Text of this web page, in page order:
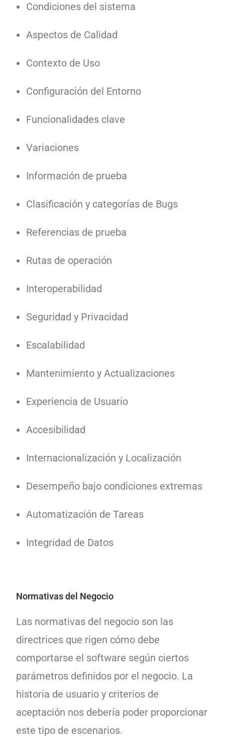
Condiciones del sistema
Aspectos de Calidad
Contexto de Uso
Configuración del Entorno
Funcionalidades clave
Variaciones
Información de prueba
Clasificación y categorías de Bugs
Referencias de prueba
Rutas de operación
Interoperabilidad
Seguridad y Privacidad
Escalabilidad
Mantenimiento y Actualizaciones
Experiencia de Usuario
Accesibilidad
Internacionalización y Localización
Desempeño bajo condiciones extremas
Automatización de Tareas
Integridad de Datos
Normativas del Negocio
Las normativas del negocio son las
directrices que rigen cómo debe
comportarse el software según ciertos
parámetros definidos por el negocio. La
historia de usuario y criterios de
aceptación nos debería poder proporcionar
este tipo de escenarios.